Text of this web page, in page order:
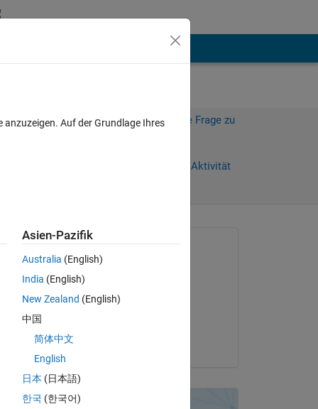
Melden Sie sich an, um diese Frage zu
Anmelden, um Aktivität
Xue
am 3 Nov. 2024
am 2 Dez. 2024
Auf der Grundlage Ihres
Asien-Pazifik
Australia (English)
India (English)
New Zealand (English)
中国
简体中文
English
日本 (日本語)
한국 (한국어)